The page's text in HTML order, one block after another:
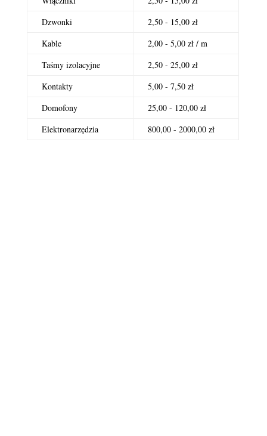
Dzwonki
2,50 - 15,00 zł
Kable
2,00 - 5,00 zł / m
Taśmy izolacyjne
2,50 - 25,00 zł
Kontakty
5,00 - 7,50 zł
Domofony
25,00 - 120,00 zł
Elektronarzędzia
800,00 - 2000,00 zł